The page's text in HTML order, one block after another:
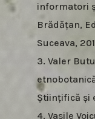
informatori
Brădățan,
Suceava,
3. Valer
Științifică și
4. Vasile